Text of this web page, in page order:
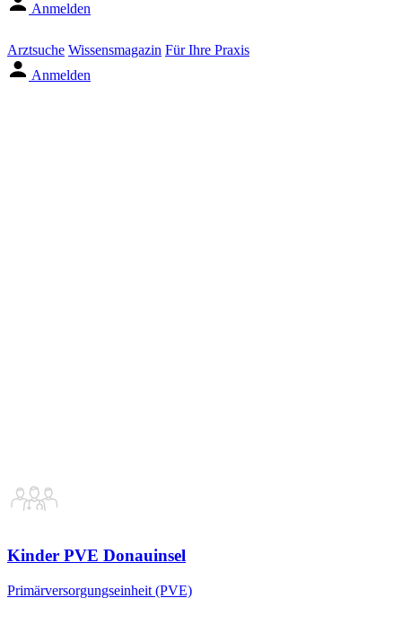
Anmelden
Arztsuche Wissensmagazin Für Ihre Praxis
Anmelden
Kinder PVE Donauinsel
Primärversorgungseinheit (PVE)